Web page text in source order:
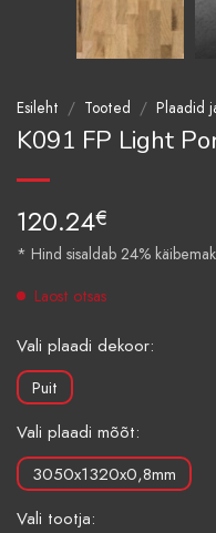
Esileht / Tooted / Plaadid
K091 FP Light
120.24€
* Hind sisaldab 24%
Laost otsas
Vali plaadi dekoor:
Puit
Vali plaadi mõõt:
3050x1320x0,8mm
Vali tootja: